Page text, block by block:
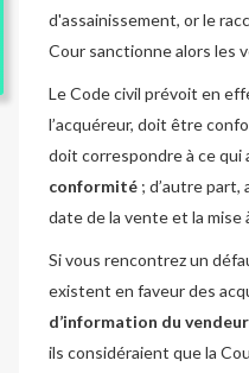
d'assainissement, or le
Cour sanctionne alors les
Le Code civil prévoit en
l’acquéreur, doit être
doit correspondre à ce qui
conformité ; d’autre part,
date de la vente et la mise
Si vous rencontrez un
existent en faveur des
d’information du vendeur
ils considéraient que la